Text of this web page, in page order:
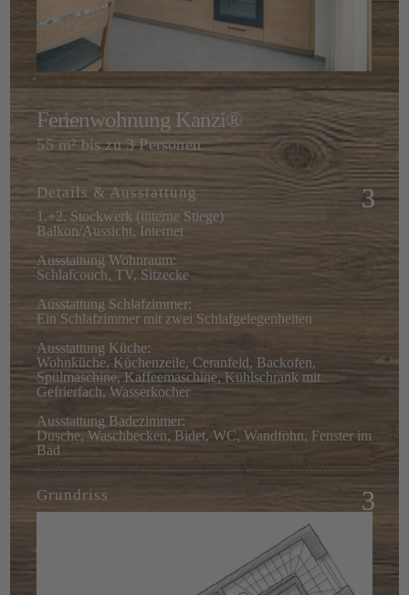
Ferienwohnung Kanzi®
55 m² bis zu 3 Personen
Details & Ausstattung
1.+2. Stockwerk (interne Stiege)
Balkon/Aussicht, Internet
Ausstattung Wohnraum:
Schlafcouch, TV, Sitzecke
Ausstattung Schlafzimmer:
Ein Schlafzimmer mit zwei Schlafgelegenheiten
Ausstattung Küche:
Wohnküche, Küchenzeile, Ceranfeld, Backofen,
Spülmaschine, Kaffeemaschine, Kühlschrank mit
Gefrierfach, Wasserkocher
Ausstattung Badezimmer:
Dusche, Waschbecken, Bidet, WC, Wandföhn, Fenster im
Bad
Grundriss